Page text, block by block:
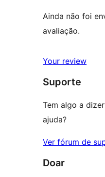
Ainda não foi
avaliação.
Your review
Suporte
Tem algo a
ajuda?
Ver fórum de
Doar